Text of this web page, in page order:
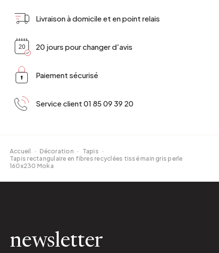
Livraison à domicile et en point relais
20 jours pour changer d'avis
Paiement sécurisé
Service client 01 85 09 39 20
Accueil · Décoration · Tapis ·
Tapis rectangulaire en fibres recyclées tissé main gris perle
160x230 Moka
newsletter